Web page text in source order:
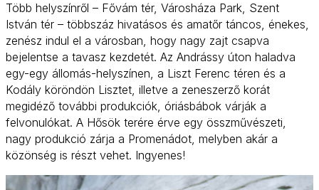
Több helyszínről – Fővám tér, Városháza Park, Szent
István tér – többszáz hivatásos és amatőr táncos, énekes,
zenész indul el a városban, hogy nagy zajt csapva
bejelentse a tavasz kezdetét. Az Andrássy úton haladva
egy-egy állomás-helyszínen, a Liszt Ferenc téren és a
Kodály köröndön Lisztet, illetve a zeneszerző korát
megidéző további produkciók, óriásbábok várják a
felvonulókat. A Hősök terére érve egy összművészeti,
nagy produkció zárja a Promenádot, melyben akár a
közönség is részt vehet. Ingyenes!